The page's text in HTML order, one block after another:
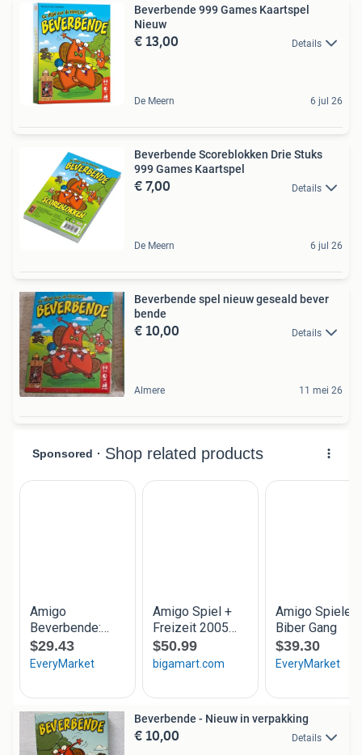
Beverbende 999 Games Kaartspel
Nieuw
€ 13,00 Details
De Meern 6 jul 26
Beverbende Scoreblokken Drie Stuks
999 Games Kaartspel
€ 7,00 Details
De Meern 6 jul 26
Beverbende spel nieuw geseald bever
bende
€ 10,00 Details
Almere 11 mei 26
Beverbende - Nieuw in verpakking
€ 10,00 Details